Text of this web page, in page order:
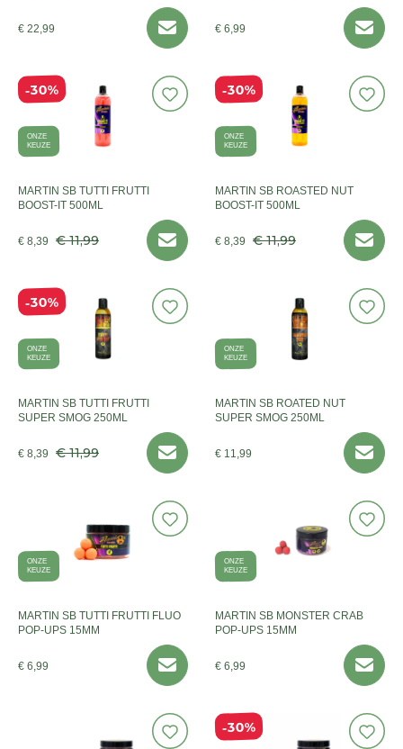
€ 22,99 € 6,99
30%
ONZE
KEUZE
MARTIN SB TUTTI FRUTTI
BOOST-IT 500ML
€ 8,39 € 11,99
30%
ONZE
KEUZE
MARTIN SB ROASTED NUT
BOOST-IT 500ML
€ 8,39 € 11,99
30%
ONZE
KEUZE
MARTIN SB TUTTI FRUTTI
SUPER SMOG 250ML
€ 8,39 € 11,99
ONZE
KEUZE
MARTIN SB ROATED NUT
SUPER SMOG 250ML
€ 11,99
ONZE
KEUZE
MARTIN SB TUTTI FRUTTI FLUO
POP-UPS 15MM
€ 6,99
ONZE
KEUZE
MARTIN SB MONSTER CRAB
POP-UPS 15MM
€ 6,99
30%